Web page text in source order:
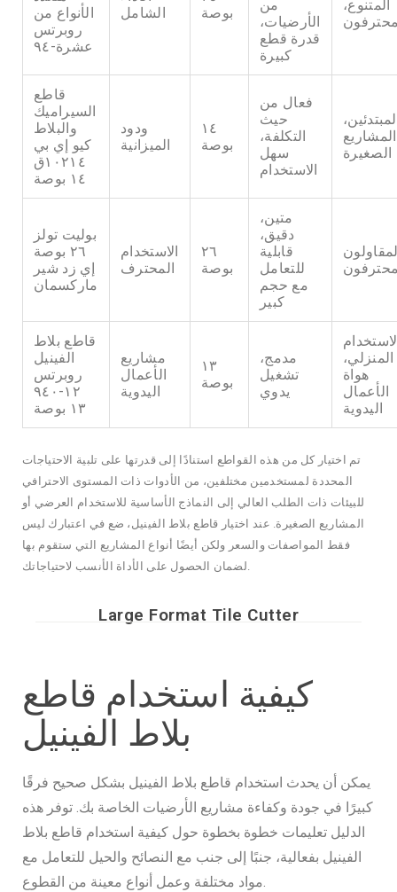
الأنواع من
روبرتس
عشرة-٩٤
الشامل
بوصة
من
الأرضيات،
قدرة قطع
كبيرة
المتنوع،
قاطع
السيراميك
والبلاط
كيو إي بي
١٠٢١٤ق
١٤ بوصة
ودود
الميزانية
١٤
بوصة
فعال من
حيث
التكلفة،
سهل
الاستخدام
المشاريع
الصغيرة
بوليت تولز
٢٦ بوصة
إي زد شير
ماركسمان
الاستخدام
المحترف
٢٦
بوصة
متين،
دقيق،
قابلية
للتعامل
مع حجم
كبير
قاطع بلاط
الفينيل
روبرتس
١٢-٩٤٠
١٣ بوصة
مشاريع
الأعمال
اليدوية
١٣
بوصة
مدمج،
تشغيل
يدوي
المنزلي،
هواة
الأعمال
اليدوية
تم اختيار كل من هذه القواطع استنادًا إلى قدرتها على تلبية الاحتياجات
المحددة لمستخدمين مختلفين، من الأدوات ذات المستوى الاحترافي
للبيئات ذات الطلب العالي إلى النماذج الأساسية للاستخدام العرضي أو
المشاريع الصغيرة. عند اختيار قاطع بلاط الفينيل، ضع في اعتبارك ليس
فقط المواصفات والسعر ولكن أيضًا أنواع المشاريع التي ستقوم بها
لضمان الحصول على الأداة الأنسب لاحتياجاتك.
Large Format Tile Cutter
كيفية استخدام قاطع
بلاط الفينيل
يمكن أن يحدث استخدام قاطع بلاط الفينيل بشكل صحيح فرقًا
كبيرًا في جودة وكفاءة مشاريع الأرضيات الخاصة بك. توفر هذه
الدليل تعليمات خطوة بخطوة حول كيفية استخدام قاطع بلاط
الفينيل بفعالية، جنبًا إلى جنب مع النصائح والحيل للتعامل مع
مواد مختلفة وعمل أنواع معينة من القطوع.